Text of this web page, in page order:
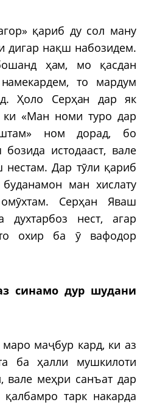
қариб ду сол ману
дигар нақш набозидем.
ҳам, мо қасдан
то мардум
Ҳоло Серҳан дар як
«Ман номи туро дар
ном дорад, бо
истодааст, вале
Дар тӯли қариб
ман хислату
Серҳан Яваш
духтарбоз нест, агар
охир ба ӯ вафодор
синамо дур шудани
маҷбур кард, ки аз
ба ҳалли мушкилоти
меҳри санъат дар
тарк накарда